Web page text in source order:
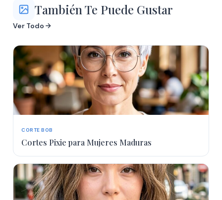
También Te Puede Gustar
Ver Todo
CORTE BOB
Cortes Pixie para Mujeres Maduras